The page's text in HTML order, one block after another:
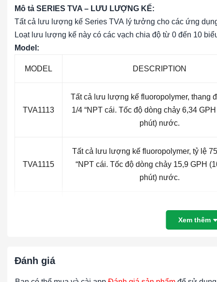
Mô tả SERIES TVA – LƯU LƯỢNG KẾ:
Tất cả lưu lượng kế Series TVA lý tưởng cho các ứng
Loạt lưu lượng kế này có các vạch chia độ từ 0 đến 10
Model:
MODEL DESCRIPTION
TVA1113
Tất cả lưu lượng kế fluoropolymer, thang
1/4 “NPT cái. Tốc độ dòng chảy 6,34
phút) nước.
TVA1115
Tất cả lưu lượng kế fluoropolymer, tỷ lệ
“NPT cái. Tốc độ dòng chảy 15,9 GPH
phút) nước.
NPT nữ 3/8. Tốc độ dòng chảy 39,6 GPH
phút) nước.
Xem thêm
Đánh giá